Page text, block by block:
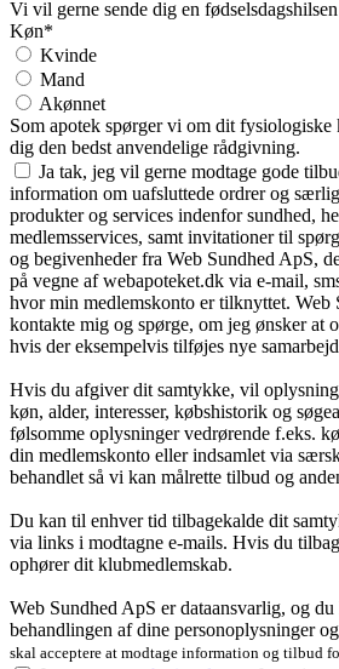
Vi vil gerne sende dig en fødselsdagshilsen
Køn*
Kvinde
Mand
Akønnet
Som apotek spørger vi om dit
dig den bedst anvendelige rådgivning.
Ja tak, jeg vil gerne modtage gode
information om uafsluttede ordrer og
produkter og services indenfor sundhed,
medlemsservices, samt invitationer til
og begivenheder fra Web Sundhed ApS,
på vegne af webapoteket.dk via e-mail,
hvor min medlemskonto er tilknyttet. Web
kontakte mig og spørge, om jeg ønsker at
hvis der eksempelvis tilføjes nye
Hvis du afgiver dit samtykke, vil
køn, alder, interesser, købshistorik og
følsomme oplysninger vedrørende f.eks.
din medlemskonto eller indsamlet via
behandlet så vi kan målrette tilbud og
Du kan til enhver tid tilbagekalde dit
via links i modtagne e-mails. Hvis du
ophører dit klubmedlemskab.
Web Sundhed ApS er dataansvarlig, og
behandlingen af dine personoplysninger
skal acceptere at modtage information og tilbud